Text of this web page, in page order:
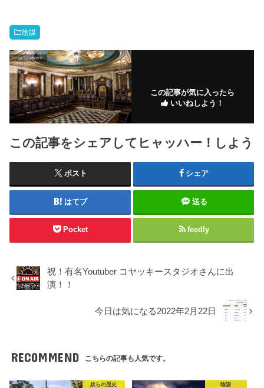
陰謀
この記事が気に入ったら
いいねしよう！
この記事をシェアしてヒャッハー！しよう
ポスト シェア
はてブ 送る
Pocket feedly
祝！有名Youtuber コヤッキースタジオさんに出
演！！
今日は気になる2022年2月22日
RECOMMEND こちらの記事も人気です。
奴らの歴史 陰謀